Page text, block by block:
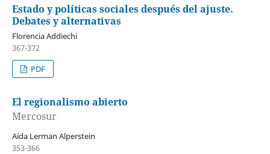
Estado y políticas sociales después del ajuste.
Debates y alternativas
Florencia Addiechi
367-372
PDF
El regionalismo abierto
Mercosur
Aída Lerman Alperstein
353-366